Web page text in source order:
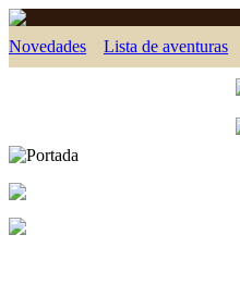
Novedades Lista de aventuras